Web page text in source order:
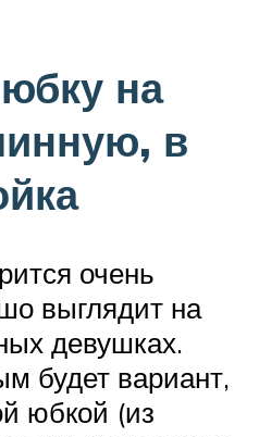
на
в
очень
выглядит на
девушках.
будет вариант,
юбкой (из